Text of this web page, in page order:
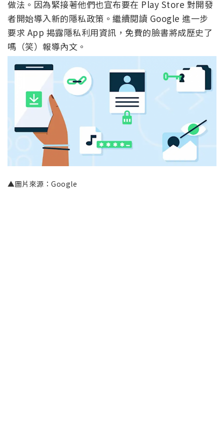
做法。因為緊接著他們也宣布要在 Play Store 對開發
者開始導入新的隱私政策。繼續閱讀 Google 進一步
要求 App 揭露隱私利用資訊，免費的臉書將成歷史了
嗎（笑）報導內文。
▲圖片來源：Google